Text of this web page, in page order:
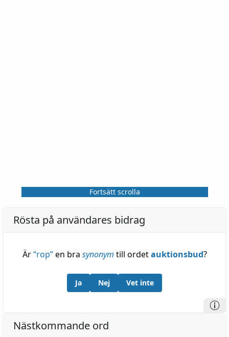
Fortsätt scrolla
Rösta på användares bidrag
Är“rop”en bra synonym till ordetauktionsbud?
Ja Nej Vet inte
Nästkommande ord